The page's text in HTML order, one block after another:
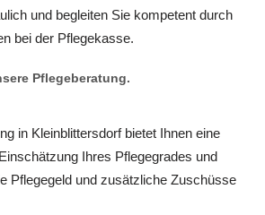
und begleiten Sie kompetent durch
bei der Pflegekasse.
Pflegeberatung.
in Kleinblittersdorf bietet Ihnen eine
Ihres Pflegegrades und
Pflegegeld und zusätzliche Zuschüsse